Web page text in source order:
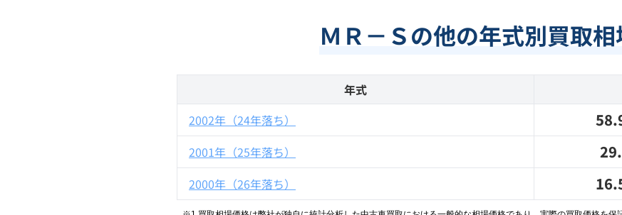
ＭＲ－Ｓの他の年式別買取相
年式
2002年（24年落ち）
2001年（25年落ち）
2000年（26年落ち）